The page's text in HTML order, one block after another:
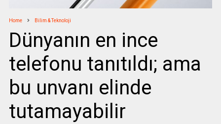
Home Bilim & Teknoloji
Dünyanın en ince
telefonu tanıtıldı; ama
bu unvanı elinde
tutamayabilir